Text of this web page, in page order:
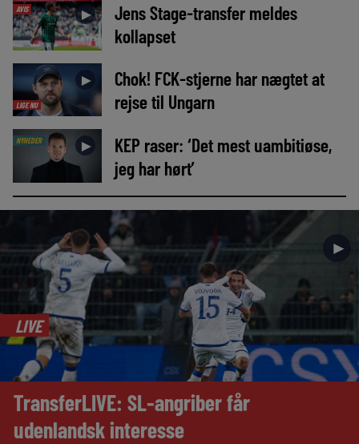
AVIS ►
Jens Stage-transfer meldes
kollapset
LIGE NU
►
Chok! FCK-stjerne har nægtet at
rejse til Ungarn
NYHEDER ►
KEP raser: ‘Det mest uambitiøse,
jeg har hørt’
►
LIVE
TransferLIVE: SL-angriber får
udenlandsk interesse